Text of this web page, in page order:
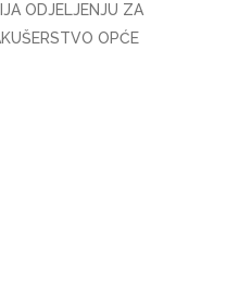
ODJELJENJU ZA
OPĆE